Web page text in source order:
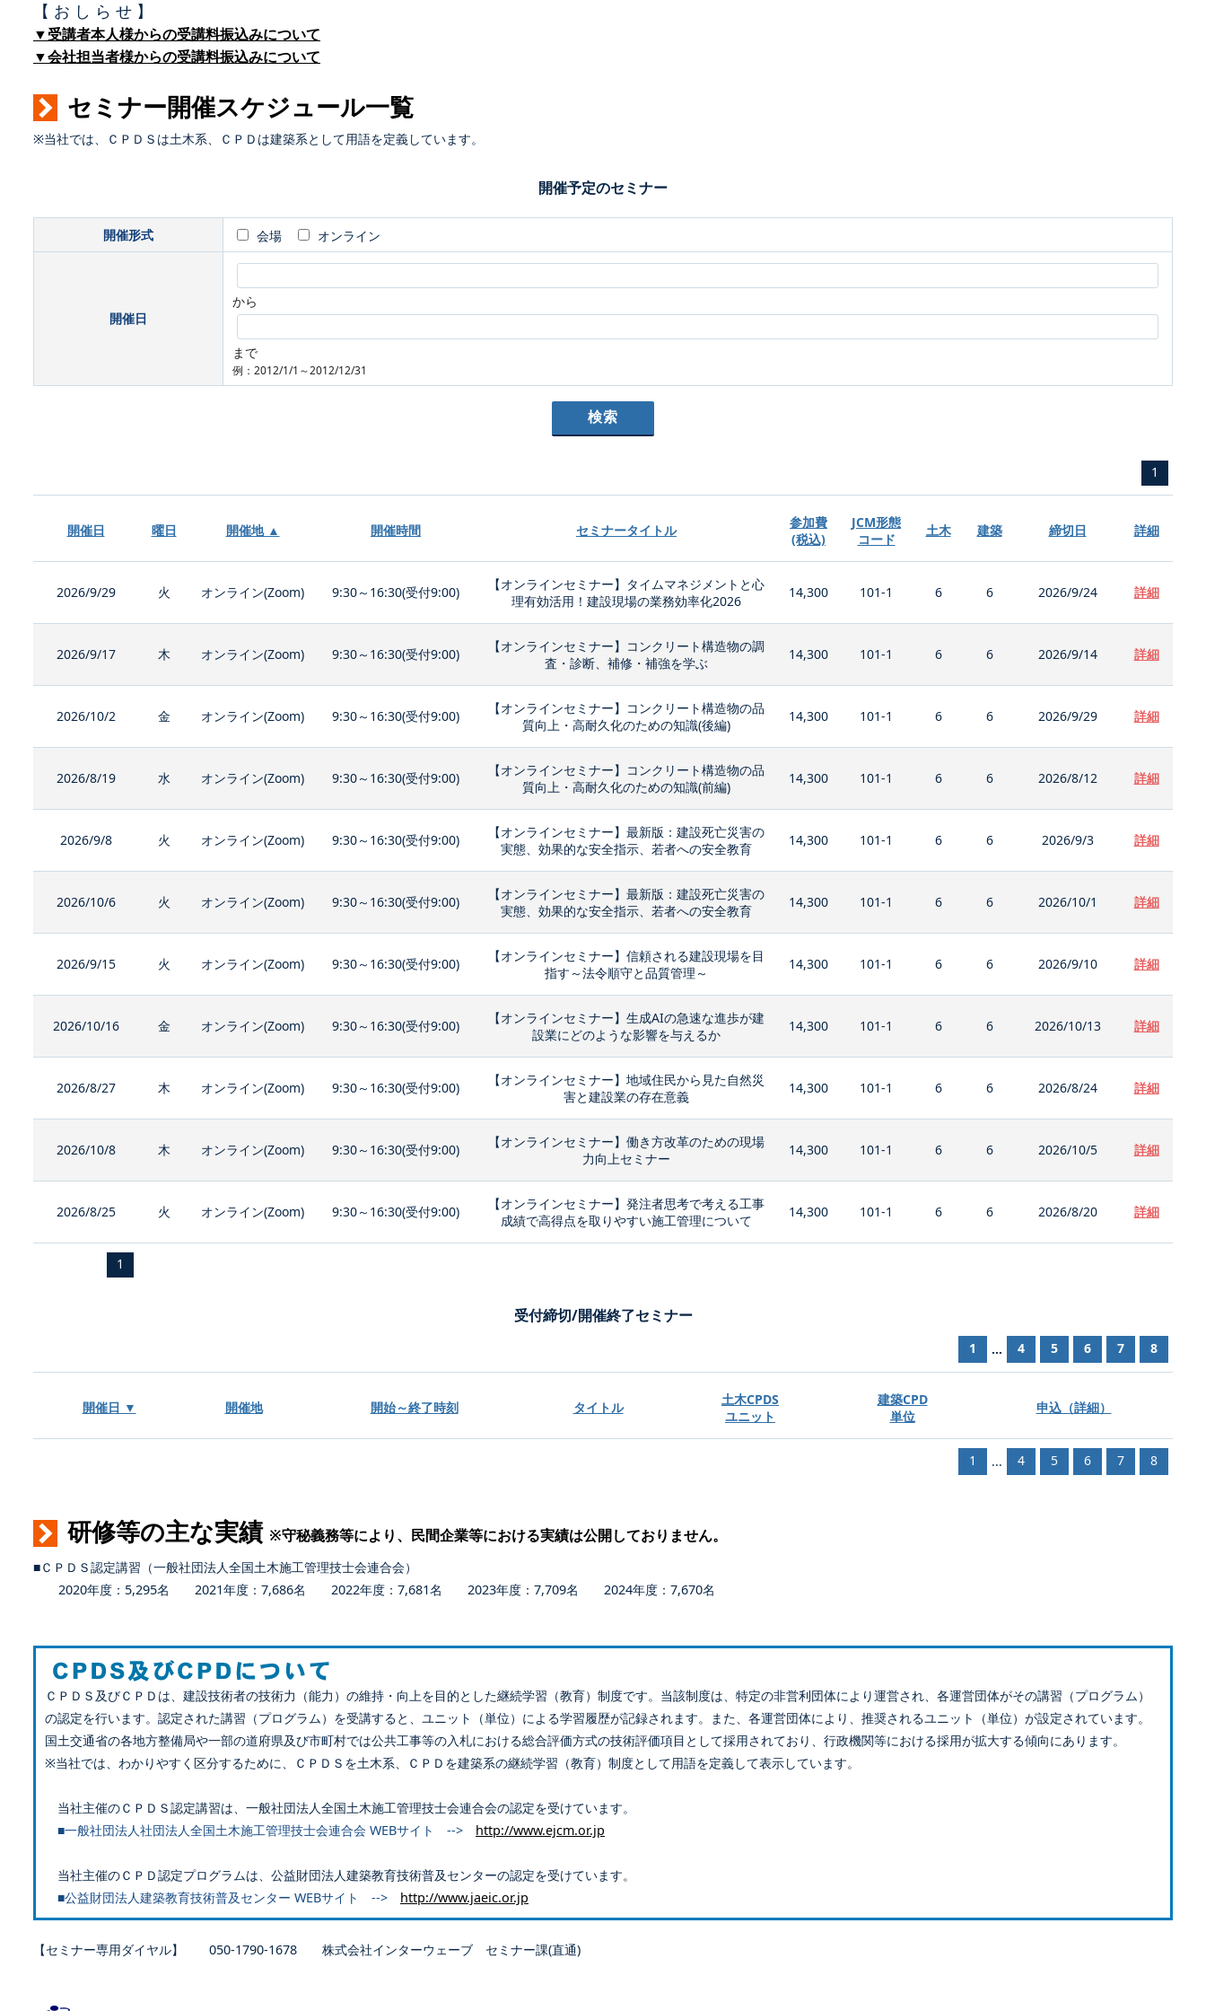
【 お し ら せ 】
▼受講者本人様からの受講料振込みについて
▼会社担当者様からの受講料振込みについて
セミナー開催スケジュール一覧
※当社では、ＣＰＤＳは土木系、ＣＰＤは建築系として用語を定義しています。
開催予定のセミナー
開催形式 会場 オンライン
開催日
から
まで
例：2012/1/1～2012/12/31
1
開催日 曜日 開催地 ▲ 開催時間 セミナータイトル
参加費
(税込)
JCM形態
コード
土木 建築 締切日 詳細
2026/9/29 火 オンライン(Zoom) 9:30～16:30(受付9:00)
【オンラインセミナー】タイムマネジメントと心
理有効活用！建設現場の業務効率化2026
14,300 101-1 6 6 2026/9/24 詳細
2026/9/17 木 オンライン(Zoom) 9:30～16:30(受付9:00)
【オンラインセミナー】コンクリート構造物の調
査・診断、補修・補強を学ぶ
14,300 101-1 6 6 2026/9/14 詳細
2026/10/2 金 オンライン(Zoom) 9:30～16:30(受付9:00)
【オンラインセミナー】コンクリート構造物の品
質向上・高耐久化のための知識(後編)
14,300 101-1 6 6 2026/9/29 詳細
2026/8/19 水 オンライン(Zoom) 9:30～16:30(受付9:00)
【オンラインセミナー】コンクリート構造物の品
質向上・高耐久化のための知識(前編)
14,300 101-1 6 6 2026/8/12 詳細
2026/9/8 火 オンライン(Zoom) 9:30～16:30(受付9:00)
【オンラインセミナー】最新版：建設死亡災害の
実態、効果的な安全指示、若者への安全教育
14,300 101-1 6 6 2026/9/3 詳細
2026/10/6 火 オンライン(Zoom) 9:30～16:30(受付9:00)
【オンラインセミナー】最新版：建設死亡災害の
実態、効果的な安全指示、若者への安全教育
14,300 101-1 6 6 2026/10/1 詳細
2026/9/15 火 オンライン(Zoom) 9:30～16:30(受付9:00)
【オンラインセミナー】信頼される建設現場を目
指す～法令順守と品質管理～
14,300 101-1 6 6 2026/9/10 詳細
2026/10/16 金 オンライン(Zoom) 9:30～16:30(受付9:00)
【オンラインセミナー】生成AIの急速な進歩が建
設業にどのような影響を与えるか
14,300 101-1 6 6 2026/10/13 詳細
2026/8/27 木 オンライン(Zoom) 9:30～16:30(受付9:00)
【オンラインセミナー】地域住民から見た自然災
害と建設業の存在意義
14,300 101-1 6 6 2026/8/24 詳細
2026/10/8 木 オンライン(Zoom) 9:30～16:30(受付9:00)
【オンラインセミナー】働き方改革のための現場
力向上セミナー
14,300 101-1 6 6 2026/10/5 詳細
2026/8/25 火 オンライン(Zoom) 9:30～16:30(受付9:00)
【オンラインセミナー】発注者思考で考える工事
成績で高得点を取りやすい施工管理について
14,300 101-1 6 6 2026/8/20 詳細
1
受付締切/開催終了セミナー
1 ... 4 5 6 7 8
開催日 ▼ 開催地 開始～終了時刻 タイトル
土木CPDS
ユニット
建築CPD
単位
申込（詳細）
1 ... 4 5 6 7 8
研修等の主な実績 ※守秘義務等により、民間企業等における実績は公開しておりません。
■ＣＰＤＳ認定講習（一般社団法人全国土木施工管理技士会連合会）
2020年度：5,295名 2021年度：7,686名 2022年度：7,681名 2023年度：7,709名 2024年度：7,670名
ＣＰＤＳ及びＣＰＤは、建設技術者の技術力（能力）の維持・向上を目的とした継続学習（教育）制度です。当該制度は、特定の非営利団体により運営され、各運営団体がその講習（プログラム）
の認定を行います。認定された講習（プログラム）を受講すると、ユニット（単位）による学習履歴が記録されます。また、各運営団体により、推奨されるユニット（単位）が設定されています。
国土交通省の各地方整備局や一部の道府県及び市町村では公共工事等の入札における総合評価方式の技術評価項目として採用されており、行政機関等における採用が拡大する傾向にあります。
※当社では、わかりやすく区分するために、ＣＰＤＳを土木系、ＣＰＤを建築系の継続学習（教育）制度として用語を定義して表示しています。
当社主催のＣＰＤＳ認定講習は、一般社団法人全国土木施工管理技士会連合会の認定を受けています。
■一般社団法人社団法人全国土木施工管理技士会連合会 WEBサイト --> http://www.ejcm.or.jp
当社主催のＣＰＤ認定プログラムは、公益財団法人建築教育技術普及センターの認定を受けています。
■公益財団法人建築教育技術普及センター WEBサイト --> http://www.jaeic.or.jp
【セミナー専用ダイヤル】 050-1790-1678 株式会社インターウェーブ セミナー課(直通)